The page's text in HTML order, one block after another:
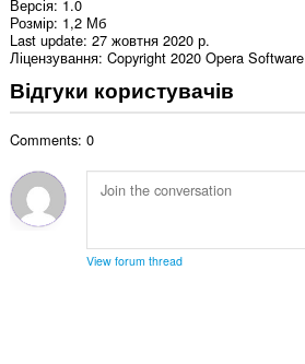
Версія 1.0
Розмір 1,2 Мб
Last update 27 жовтня 2020 р.
Ліцензування Copyright 2020 Opera Software
Відгуки користувачів
Comments: 0
View forum thread